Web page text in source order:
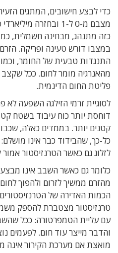
כדי לבצע חישובים, המתגים
מצבם מ-0ל-1 ובחזרה
כזה מתנהג, מבחינה חשמלית,
במצבו דורש טעינה ופריקה.
התנגדות טבעית של החומר,
מהאנרגיה מומר לחום. ככל שקצב
פליטת החום הדינמית.
לסוגיית זרמי הזילגה השפעה
דוחסת יותר כוח עיבוד בשטח
קטנים יותר. בממדים כאלה,
כל-כך, שהבידוד כבר אינו מושלם:
לזלוג גם כאשר הטרנזיסטור אמור
כלומר גם כאשר השבב אינו
מהזרם ממשיך לזרום ולהפוך לחום
הכמות האדירה של
טרנזיסטור מצטברת להספק
עם עליית הטמפרטורה: ככל
והדבר מייצר עוד חום. לפעמים
מואצת אם מערכת הקירור אינה